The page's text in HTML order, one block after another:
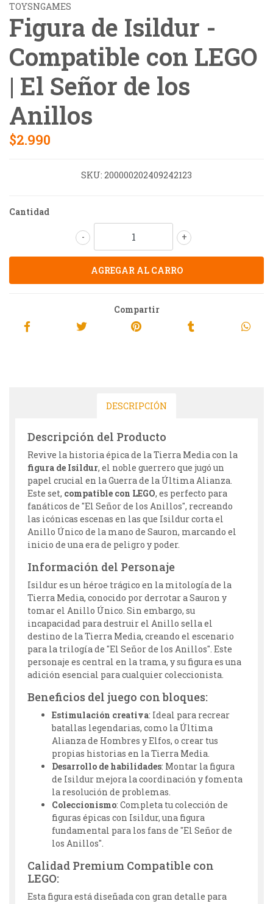
TOYSNGAMES
Figura de Isildur -
Compatible con LEGO
| El Señor de los
Anillos
$2.990
SKU: 200000202409242123
Cantidad
+
-
Compartir
DESCRIPCIÓN
Descripción del Producto
Revive la historia épica de la Tierra Media con la
figura de Isildur, el noble guerrero que jugó un
papel crucial en la Guerra de la Última Alianza.
Este set, compatible con LEGO, es perfecto para
fanáticos de "El Señor de los Anillos", recreando
las icónicas escenas en las que Isildur corta el
Anillo Único de la mano de Sauron, marcando el
inicio de una era de peligro y poder.
Información del Personaje
Isildur es un héroe trágico en la mitología de la
Tierra Media, conocido por derrotar a Sauron y
tomar el Anillo Único. Sin embargo, su
incapacidad para destruir el Anillo sella el
destino de la Tierra Media, creando el escenario
para la trilogía de "El Señor de los Anillos". Este
personaje es central en la trama, y su figura es una
adición esencial para cualquier coleccionista.
Beneficios del juego con bloques:
Estimulación creativa: Ideal para recrear
batallas legendarias, como la Última
Alianza de Hombres y Elfos, o crear tus
propias historias en la Tierra Media.
Desarrollo de habilidades: Montar la figura
de Isildur mejora la coordinación y fomenta
la resolución de problemas.
Coleccionismo: Completa tu colección de
figuras épicas con Isildur, una figura
fundamental para los fans de "El Señor de
los Anillos".
Calidad Premium Compatible con
LEGO:
Esta figura está diseñada con gran detalle para